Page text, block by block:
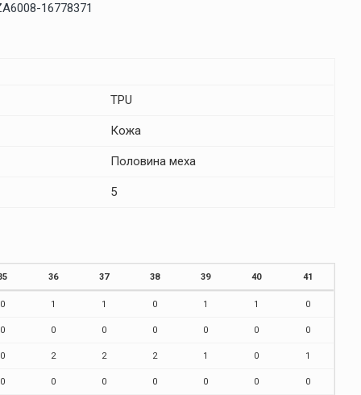
16778371
TPU
Кожа
Половина меха
5
36 37 38 39 40 41
0 1 1 0 1 1 0
0 0 0 0 0 0 0
0 2 2 2 1 0 1
0 0 0 0 0 0 0